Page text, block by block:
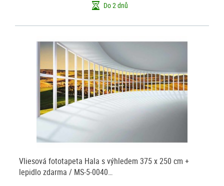
Do 2 dnů
Vliesová fototapeta Hala s výhledem 375 x 250 cm +
lepidlo zdarma / MS-5-0040…